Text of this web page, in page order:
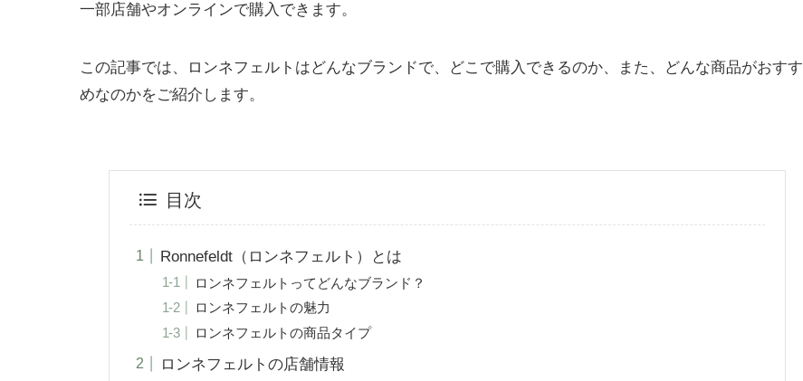
一部店舗やオンラインで購入できます。
この記事では、ロンネフェルトはどんなブランドで、どこで購入できるのか、また、どんな商品がおすす
めなのかをご紹介します。
目次
Ronnefeldt（ロンネフェルト）とは
ロンネフェルトってどんなブランド？
ロンネフェルトの魅力
ロンネフェルトの商品タイプ
ロンネフェルトの店舗情報